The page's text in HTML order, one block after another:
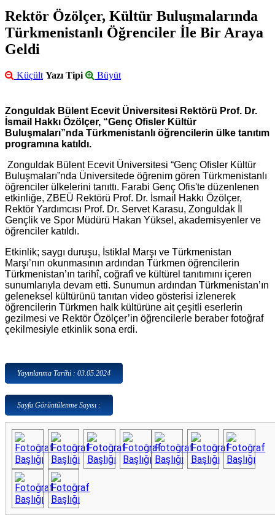
Rektör Özölçer, Kültür Buluşmalarında
Türkmenistanlı Öğrenciler İle Bir Araya
Geldi
Küçült Yazı Tipi Büyüt
Zonguldak Bülent Ecevit Üniversitesi Rektörü Prof. Dr.
İsmail Hakkı Özölçer, “Genç Ofisler Kültür
Buluşmaları”nda Türkmenistanlı öğrencilerin ülke tanıtım
programına katıldı.
Zonguldak Bülent Ecevit Üniversitesi “Genç Ofisler Kültür
Buluşmaları”nda Üniversitede öğrenim gören Türkmenistanlı
öğrenciler ülkelerini tanıttı. Farabi Genç Ofis'te düzenlenen
etkinliğe, ZBEÜ Rektörü Prof. Dr. İsmail Hakkı Özölçer,
Rektör Yardımcısı Prof. Dr. Servet Karasu, Zonguldak İl
Gençlik ve Spor Müdürü Hakan Yüksel, akademisyenler ve
öğrenciler katıldı.
Etkinlik; saygı duruşu, İstiklal Marşı ve Türkmenistan
Marşı’nın okunmasının ardından Türkmen öğrencilerin
Türkmenistan’ın tarihî, coğrafî ve kültürel tanıtımını içeren
sunumlarıyla devam etti. Sunumun ardından Türkmenistan’ın
geleneksel kültürünü tanıtan video gösterisi izlenerek
öğrencilerin Türkmen halk kültürüne ait çeşitli eserlerin
gezilmesi ve Rektör Özölçer’in öğrencilerle beraber fotoğraf
çekilmesiyle etkinlik sona erdi.
Yayınlanma Tarihi : 03.05.2024
Sayfa Görüntülenme Sayısı :